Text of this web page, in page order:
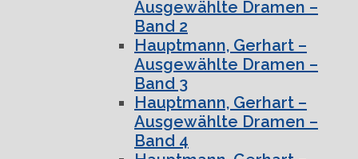
Ausgewählte Dramen –
Band 2
Hauptmann, Gerhart –
Ausgewählte Dramen –
Band 3
Hauptmann, Gerhart –
Ausgewählte Dramen –
Band 4